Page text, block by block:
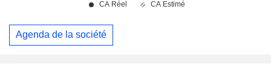
Agenda de la société